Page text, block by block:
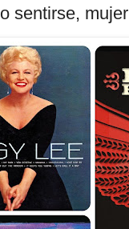
sentirse, mujer